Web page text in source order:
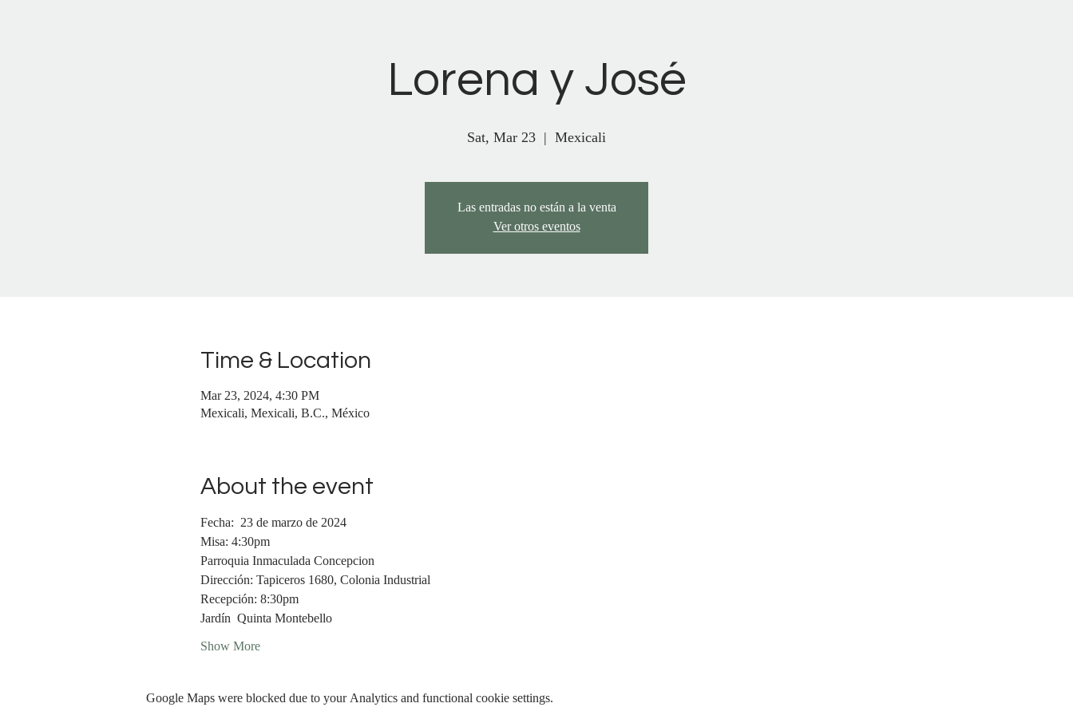
Lorena y José
Sat, Mar 23
  |
Mexicali
Las entradas no están a la venta
Ver otros eventos
Time & Location
Mar 23, 2024, 4:30 PM
Mexicali, Mexicali, B.C., México
About the event
Fecha:  23 de marzo de 2024
Misa: 4:30pm
Parroquia Inmaculada Concepcion
Dirección: Tapiceros 1680, Colonia Industrial
Recepción: 8:30pm
Jardín  Quinta Montebello
Show More
Google Maps were blocked due to your Analytics and functional cookie settings.